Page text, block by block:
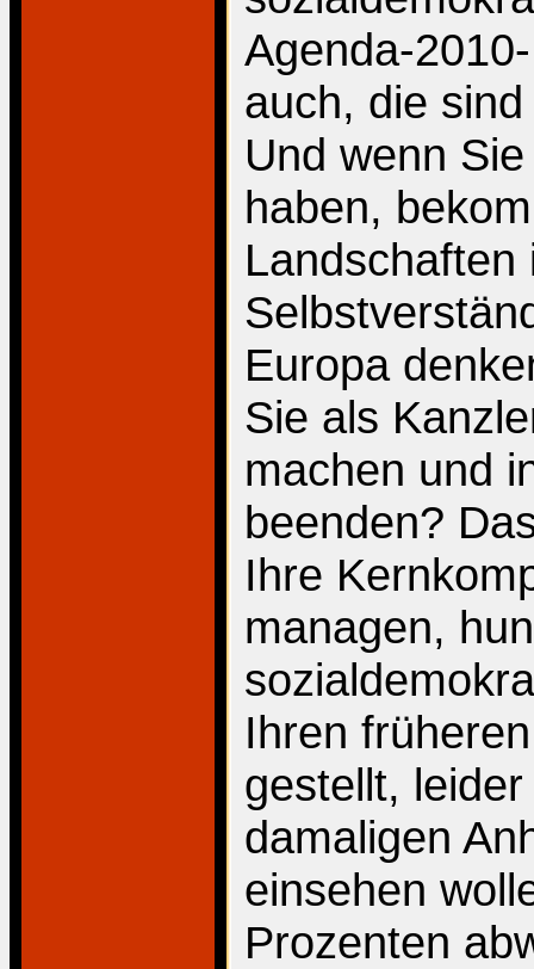
Agenda-
auch, die
Und wenn
haben,
Landschaften
Europa
Sie als
machen und
beenden?
Ihre
managen,
Ihren
gestellt,
damaligen
einsehen
Prozenten